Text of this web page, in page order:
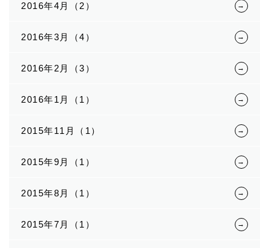
2016年4月（2）
2016年3月（4）
2016年2月（3）
2016年1月（1）
2015年11月（1）
2015年9月（1）
2015年8月（1）
2015年7月（1）